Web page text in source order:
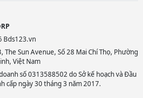
Bds123.vn
The Sun Avenue, Số 28 Mai Chí Thọ, Phường
Việt Nam
số 0313588502 do Sở kế hoạch và Đầu
cấp ngày 30 tháng 3 năm 2017.